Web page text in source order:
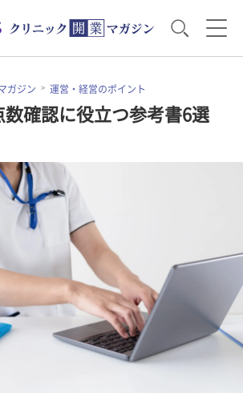
運営・経営のポイント
セミナー
ガジン 運営・経営のポイント
数確認に役立つ参考書6選